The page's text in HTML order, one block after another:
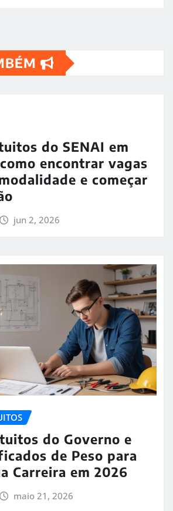
do SENAI em
encontrar vagas
e começar
jun 2, 2026
do Governo e
de Peso para
Carreira em 2026
maio 21, 2026